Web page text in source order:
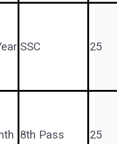
SSC 25
8th Pass 25